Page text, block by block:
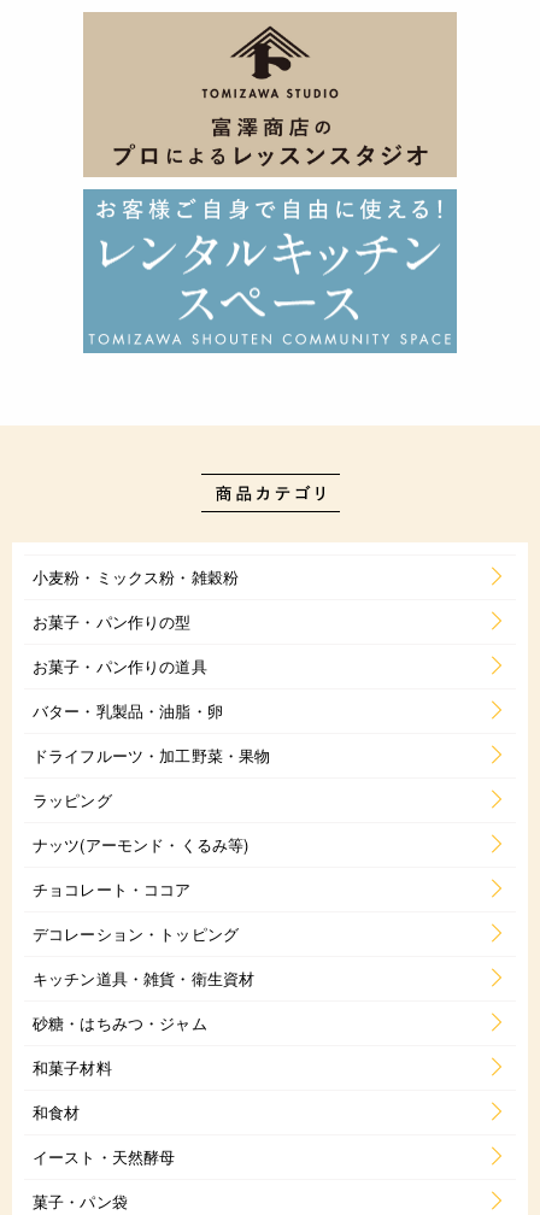
小麦粉・ミックス粉・雑穀粉
お菓子・パン作りの型
お菓子・パン作りの道具
バター・乳製品・油脂・卵
ドライフルーツ・加工野菜・果物
ラッピング
ナッツ(アーモンド・くるみ等)
チョコレート・ココア
デコレーション・トッピング
キッチン道具・雑貨・衛生資材
砂糖・はちみつ・ジャム
和菓子材料
和食材
イースト・天然酵母
菓子・パン袋